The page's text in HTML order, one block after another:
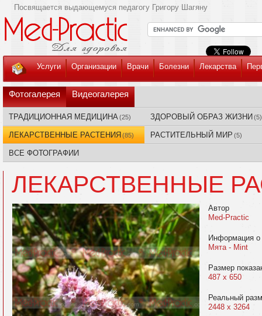
Посвящается выдающемуся педагогу Григору Шагяну
Услуги Организации Врачи Болезни Лекарства
Фотогалерея Видеогалерея
ТРАДИЦИОННАЯ МЕДИЦИНА(25) ЗДОРОВЫЙ ОБРАЗ ЖИЗНИ (5)
ЛЕКАРСТВЕННЫЕ РАСТЕНИЯ (85) РАСТИТЕЛЬНЫЙ МИР (5)
ВСЕ ФОТОГРАФИИ
ЛЕКАРСТВЕННЫЕ
Автор
Med-Practic
Информация
Мята - Mint
Размер
487 x 650
Реальный
2448 x 3264